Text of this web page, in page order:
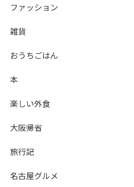
ファッション
雑貨
おうちごはん
本
楽しい外食
大阪帰省
旅行記
名古屋グルメ